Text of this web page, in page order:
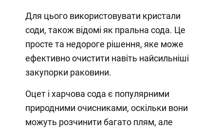
Для цього використовувати кристали
соди, також відомі як пральна сода. Це
просте та недороге рішення, яке може
ефективно очистити навіть найсильніші
закупорки раковини.
Оцет і харчова сода є популярними
природними очисниками, оскільки вони
можуть розчинити багато плям, але